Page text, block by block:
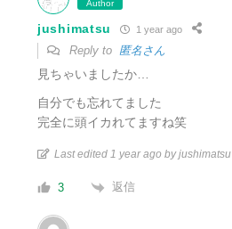
Author
jushimatsu 1 year ago
Reply to 匿名さん
見ちゃいましたか…
自分でも忘れてました
完全に頭イカれてますね笑
Last edited 1 year ago by jushimatsu
3 返信